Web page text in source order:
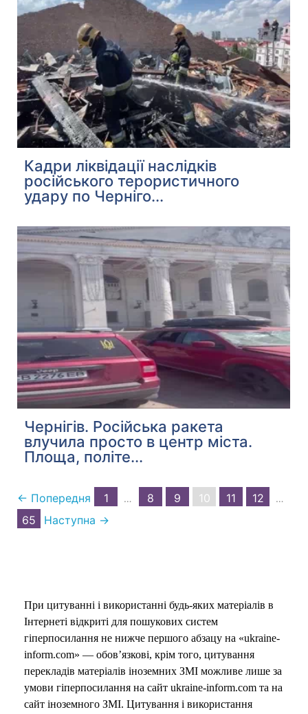
Кадри ліквідації наслідків
російського терористичного
удару по Черніго...
Чернігів. Російська ракета
влучила просто в центр міста.
Площа, політе...
← Попередня 1 … 8 9 10 11 12 …
65 Наступна →
При цитуванні і використанні будь-яких матеріалів в
Інтернеті відкриті для пошукових систем
гіперпосилання не нижче першого абзацу на «ukraine-
inform.com» — обов’язкові, крім того, цитування
перекладів матеріалів іноземних ЗМІ можливе лише за
умови гіперпосилання на сайт ukraine-inform.com та на
сайт іноземного ЗМІ. Цитування і використання